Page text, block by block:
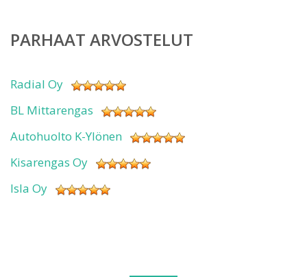
PARHAAT ARVOSTELUT
Radial Oy
BL Mittarengas
Autohuolto K-Ylönen
Kisarengas Oy
Isla Oy